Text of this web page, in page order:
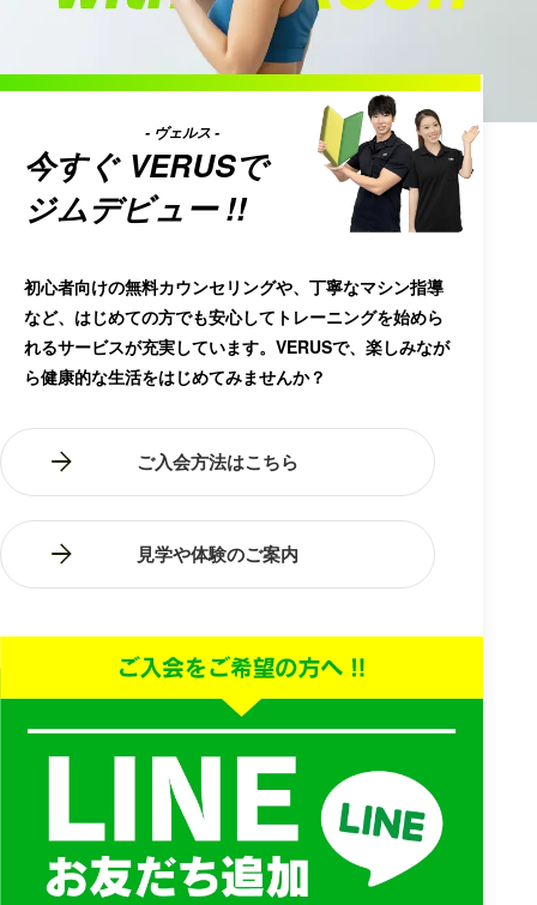
今すぐ VERUS
- ヴェルス -
で
ジムデビュー !!
初心者向けの無料カウンセリングや、丁寧なマシン指導
など、はじめての方でも安心してトレーニングを始めら
れるサービスが充実しています。VERUSで、楽しみなが
ら健康的な生活をはじめてみませんか？
ご入会方法はこちら
見学や体験のご案内